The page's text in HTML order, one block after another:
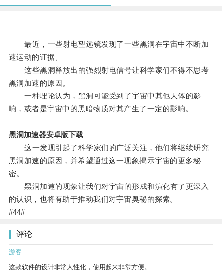
最近，一些射电望远镜发现了一些黑洞在宇宙中不断加
速运动的证据。
这些黑洞释放出的强烈射电信号让科学家们不得不思考
黑洞加速的原因。
一种理论认为，黑洞可能受到了宇宙中其他天体的影
响，或者是宇宙中的黑暗物质对其产生了一定的影响。
黑洞加速器安卓版下载
这一发现引起了科学家们的广泛关注，他们将继续研究
黑洞加速的原因，并希望通过这一现象揭示宇宙的更多秘
密。
黑洞加速的现象让我们对宇宙的形成和演化有了更深入
的认识，也将有助于推动我们对宇宙奥秘的探索。
#44#
评论
游客
这款软件的设计非常人性化，使用起来非常方便。